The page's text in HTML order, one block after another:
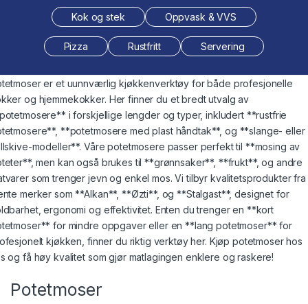
Kok og stek Oppvask & VVS
Pizza Rustfritt Servering
er et uunnværlig kjøkkenverktøy for både profesjonelle
og hjemmekokker. Her finner du et bredt utvalg av
i forskjellige lengder og typer, inkludert **rustfrie
**potetmosere med plast håndtak**, og **slange- eller
modeller**. Våre potetmosere passer perfekt til **mosing av
men kan også brukes til **grønnsaker**, **frukt**, og andre
som trenger jevn og enkel mos. Vi tilbyr kvalitetsprodukter fra
merker som **Alkan**, **Øzti**, og **Stalgast**, designet for
ergonomi og effektivitet. Enten du trenger en **kort
for mindre oppgaver eller en **lang potetmoser** for
kjøkken, finner du riktig verktøy her. Kjøp potetmoser hos
og få høy kvalitet som gjør matlagingen enklere og raskere!
Potetmoser